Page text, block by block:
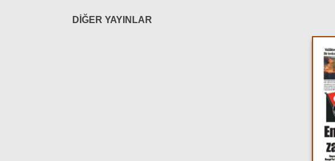
DİĞER YAYINLAR